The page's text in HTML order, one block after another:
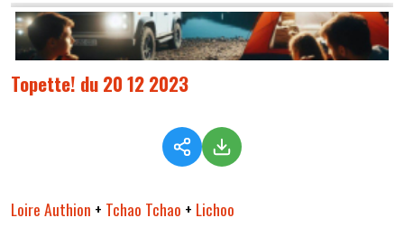
Topette! du 20 12 2023
Loire Authion + Tchao Tchao + Lichoo